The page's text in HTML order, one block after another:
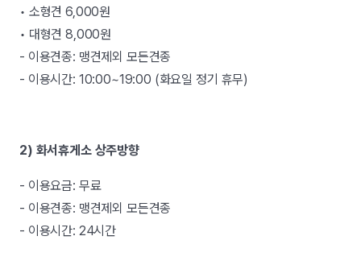
• 소형견 6,000원
• 대형견 8,000원
- 이용견종: 맹견제외 모든견종
- 이용시간: 10:00~19:00 (화요일 정기 휴무)
2) 화서휴게소 상주방향
- 이용요금: 무료
- 이용견종: 맹견제외 모든견종
- 이용시간: 24시간